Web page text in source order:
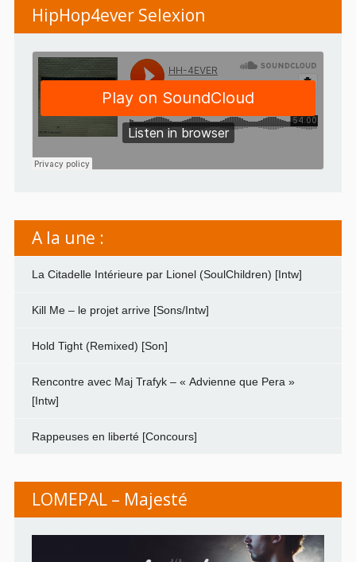
HipHop4ever Selexion
A la une :
La Citadelle Intérieure par Lionel (SoulChildren) [Intw]
Kill Me – le projet arrive [Sons/Intw]
Hold Tight (Remixed) [Son]
Rencontre avec Maj Trafyk – « Advienne que Pera »
[Intw]
Rappeuses en liberté [Concours]
LOMEPAL – Majesté